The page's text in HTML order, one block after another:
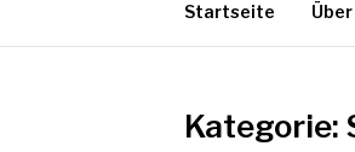
Startseite
Kategorie: